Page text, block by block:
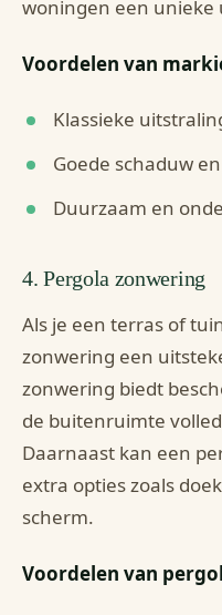
woningen een unieke
Voordelen van
Klassieke
Goede schaduw
Duurzaam en
4. Pergola zonwering
Als je een terras of
zonwering een
zonwering biedt
de buitenruimte
Daarnaast kan een
extra opties zoals
scherm.
Voordelen van